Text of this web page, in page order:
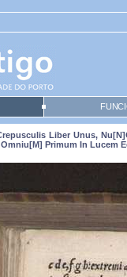
Liber Unus,
Primum In Lucem